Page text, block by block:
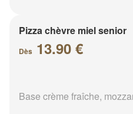
Pizza chèvre miel senior
Dès 13.90 €
Base crème fraîche,